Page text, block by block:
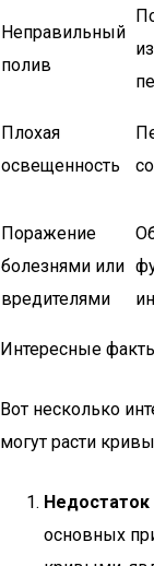
Неправильный
полив
Плохая
освещенность
Поражение
болезнями или
вредителями
Интересные
Вот несколько
могут расти
основных